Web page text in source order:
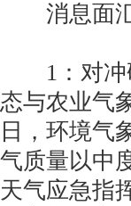
消息面汇
1：对冲
态与农业气
日，环境气
气质量以中
天气应急指